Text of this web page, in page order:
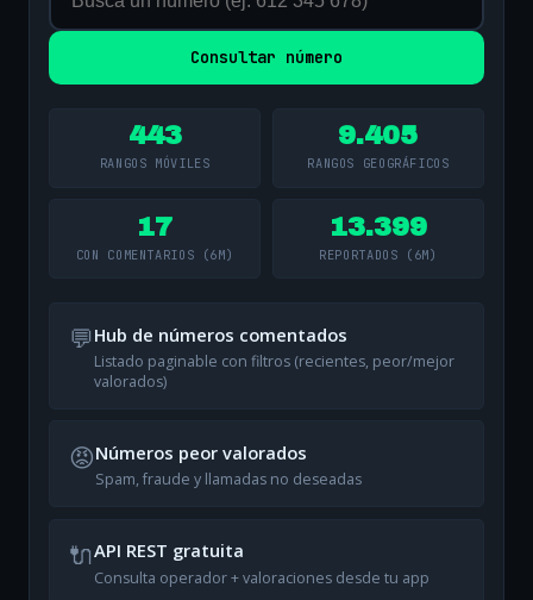
Consultar número
443
RANGOS MÓVILES
9.405
RANGOS GEOGRÁFICOS
17
CON COMENTARIOS (6M)
13.399
REPORTADOS (6M)
💬 Hub de números comentados
Listado paginable con filtros (recientes, peor/mejor
valorados)
😡Números peor valorados
Spam, fraude y llamadas no deseadas
🔌API REST gratuita
Consulta operador + valoraciones desde tu app